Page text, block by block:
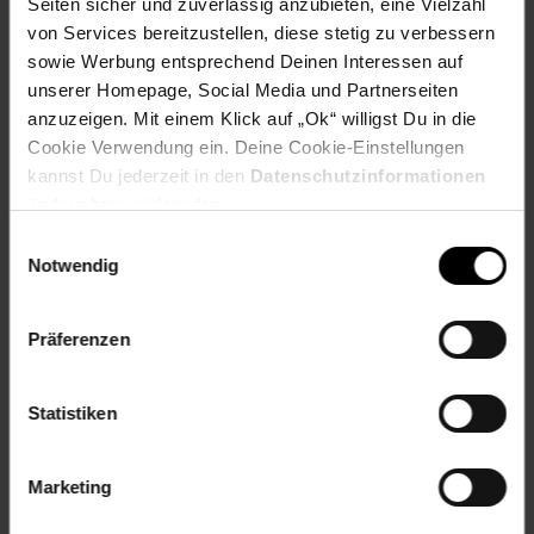
Seiten sicher und zuverlässig anzubieten, eine Vielzahl
von Services bereitzustellen, diese stetig zu verbessern
sowie Werbung entsprechend Deinen Interessen auf
unserer Homepage, Social Media und Partnerseiten
anzuzeigen. Mit einem Klick auf „Ok“ willigst Du in die
Cookie Verwendung ein. Deine Cookie-Einstellungen
kannst Du jederzeit in den Datenschutzinformationen
Notwendig
Präferenzen
Statistiken
Marketing
EAN: 8022068066394
Artikel gehört zur Kategorie:
Campingmöbel
Versandinformationen
Fußzeile
Weitere Online-Angebote
Netto Reisen Weinwelt